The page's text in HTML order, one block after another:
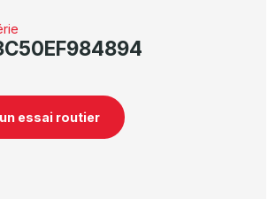
essai routier